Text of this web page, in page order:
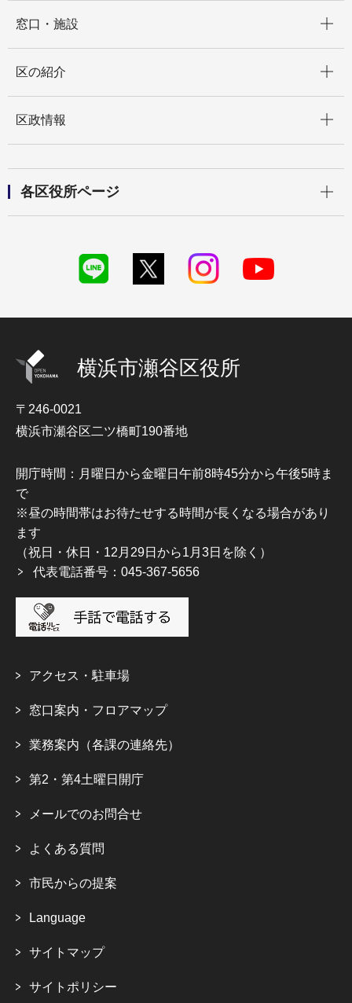
窓口・施設
区の紹介
区政情報
各区役所ページ
横浜市瀬谷区役所
〒246-0021
横浜市瀬谷区二ツ橋町190番地
開庁時間：月曜日から金曜日午前8時45分から午後5時ま
で
※昼の時間帯はお待たせする時間が長くなる場合があり
ます
（祝日・休日・12月29日から1月3日を除く）
代表電話番号：045-367-5656
アクセス・駐車場
窓口案内・フロアマップ
業務案内（各課の連絡先）
第2・第4土曜日開庁
メールでのお問合せ
よくある質問
市民からの提案
Language
サイトマップ
サイトポリシー